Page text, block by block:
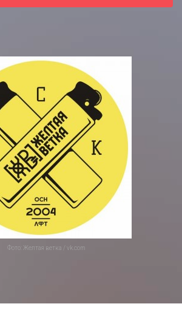
Фото: Желтая ветка / vk.com